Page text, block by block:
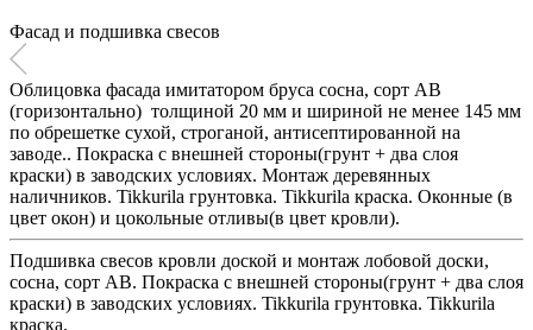
Фасад и подшивка свесов
Облицовка фасада имитатором бруса сосна, сорт АВ
(горизонтально) толщиной 20 мм и шириной не менее 145 мм
по обрешетке сухой, строганой, антисептированной на
заводе.. Покраска с внешней стороны(грунт + два слоя
краски) в заводских условиях. Монтаж деревянных
наличников. Tikkurila грунтовка. Tikkurila краска. Оконные (в
цвет окон) и цокольные отливы(в цвет кровли).
Подшивка свесов кровли доской и монтаж лобовой доски,
сосна, сорт АВ. Покраска с внешней стороны(грунт + два слоя
краски) в заводских условиях. Tikkurila грунтовка. Tikkurila
краска.